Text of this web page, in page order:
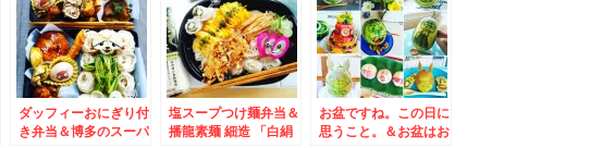
ック１０００円～(*
´▽｀*)
８０円のコスパ最高こ
れ以上の見たことない
し美味しい～(*´艸`*)
ダッフィーおにぎり付
き弁当＆博多のスーパ
塩スープつけ麺弁当＆
播龍素麺 細造 「白絹
お盆ですね。この日に
思うこと。＆お盆はお